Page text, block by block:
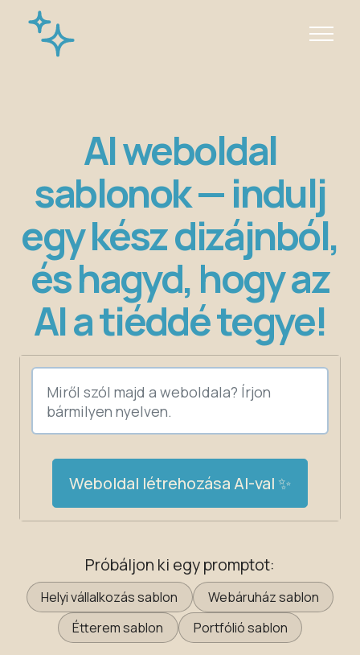
AI weboldal
sablonok — indulj
egy kész dizájnból,
és hagyd, hogy az
AI a tiéddé tegye!
Weboldal létrehozása AI-val ✨
Próbáljon ki egy promptot:
Helyi vállalkozás sablon
Webáruház sablon
Étterem sablon
Portfólió sablon